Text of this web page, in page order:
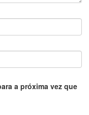
a próxima vez que